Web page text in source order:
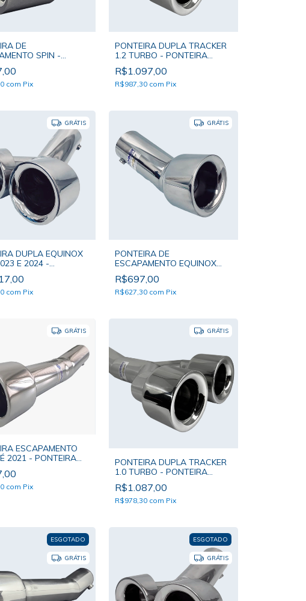
DE
SPIN -
SOAMER BOCAL
com Pix
PONTEIRA DUPLA TRACKER
1.2 TURBO - PONTEIRA
SOAMER DE BOCAL DUPLO
R$1.097,00
R$987,30 com Pix
GRÁTIS
DUPLA EQUINOX
E 2024 -
SOAMER BOCAL
com Pix
GRÁTIS
PONTEIRA DE
ESCAPAMENTO EQUINOX
2023 E 2024 - PONTEIRA
SOAMER BOCAL ÚNICO
R$697,00
R$627,30 com Pix
GRÁTIS
ESCAPAMENTO
2021 - PONTEIRA
BOCAL ÚNICO
com Pix
GRÁTIS
PONTEIRA DUPLA TRACKER
1.0 TURBO - PONTEIRA
SOAMER DE BOCAL DUPLO
R$1.087,00
R$978,30 com Pix
ESGOTADO
GRÁTIS
ESGOTADO
GRÁTIS